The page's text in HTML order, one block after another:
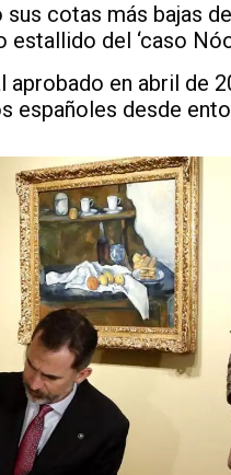
cotas más bajas
estallido del ‘caso
aprobado en abril de
españoles desde